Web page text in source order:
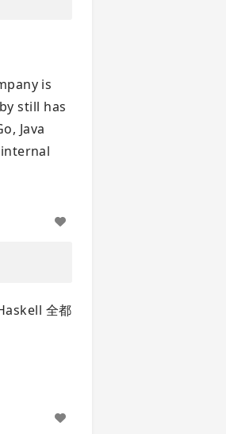
is
still has
Java
全都